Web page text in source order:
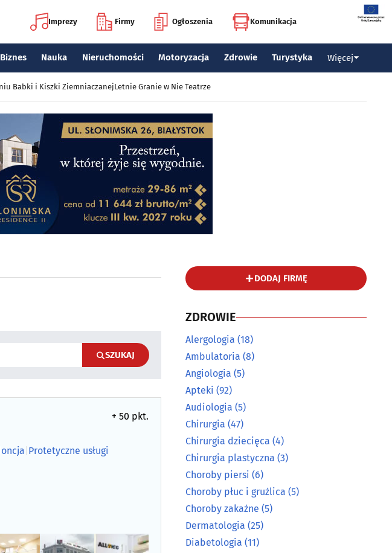
Imprezy Firmy Ogłoszenia Komunikacja
Biznes Nauka Nieruchomości Motoryzacja Zdrowie Turystyka Więcej
Babki i Kiszki ZiemniaczanejLetnie Granie w Nie Teatrze
SZUKAJ
+ 50 pkt.
Protetyczne usługi
DODAJ FIRMĘ
ZDROWIE
Alergologia (18)
Ambulatoria (8)
Angiologia (5)
Apteki (92)
Audiologia (5)
Chirurgia (47)
Chirurgia dziecięca (4)
Chirurgia plastyczna (3)
Choroby piersi (6)
Choroby płuc i gruźlica (5)
Choroby zakaźne (5)
Dermatologia (25)
Diabetologia (11)